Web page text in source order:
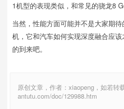
1机型的表现类似，和常见的骁龙8
当然，性能方面可能并不是大家期
机，它和汽车如何实现深度融合应
的到来吧。
原创文章，作者：xiaopeng，如若转
antutu.com/doc/129988.htm